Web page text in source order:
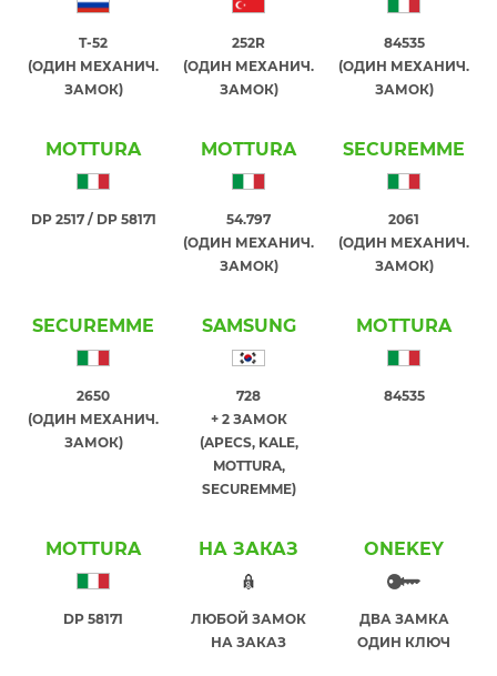
T-52
(ОДИН МЕХАНИЧ.
ЗАМОК)
252R
(ОДИН МЕХАНИЧ.
ЗАМОК)
84535
(ОДИН МЕХАНИЧ.
ЗАМОК)
MOTTURA
DP 2517 / DP 58171
MOTTURA
54.797
(ОДИН МЕХАНИЧ.
ЗАМОК)
SECUREMME
2061
(ОДИН МЕХАНИЧ.
ЗАМОК)
SECUREMME
2650
(ОДИН МЕХАНИЧ.
ЗАМОК)
SAMSUNG
728
+ 2 ЗАМОК
(APECS, KALE,
MOTTURA,
SECUREMME)
MOTTURA
84535
MOTTURA
DP 58171
НА ЗАКАЗ
ЛЮБОЙ ЗАМОК
НА ЗАКАЗ
ONEKEY
ДВА ЗАМКА
ОДИН КЛЮЧ